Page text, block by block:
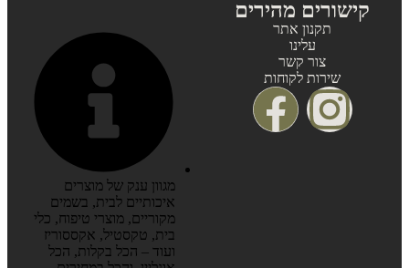
קישורים מהירים
תקנון אתר
עלינו
צור קשר
שירות לקוחות
מגוון ענק של מוצרים
איכותיים לבית, בשמים
מקוריים, מוצרי טיפוח, כלי
בית, טקסטיל, אקססוריז
ועוד – הכל בקלות, הכל